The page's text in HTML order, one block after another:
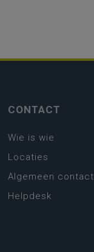
CONTACT
Wie is wie
Locaties
Algemeen contact
Helpdesk